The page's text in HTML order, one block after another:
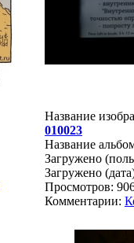
Название
010023
Название
Загружено
Загружено
Просмотров:
Комментарии: